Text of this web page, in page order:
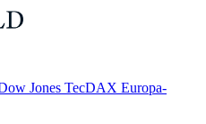
Jones TecDAX Europa-